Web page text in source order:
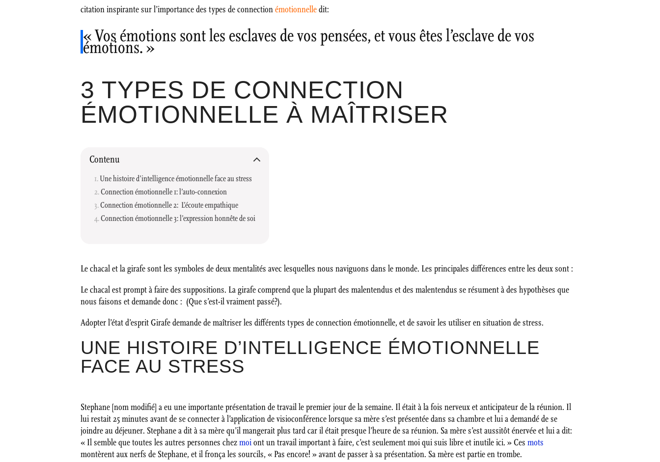
citation inspirante sur l’importance des types de connectionémotionnelledit:
« Vos émotions sont les esclaves de vos pensées, et vous êtes l’esclave de vos
émotions. »
3 TYPES DE CONNECTION
ÉMOTIONNELLE À MAÎTRISER
Contenu
Une histoire d’intelligence émotionnelle face au stress
Connection émotionnelle 1: l’auto-connexion
Connection émotionnelle 2: L’écoute empathique
Connection émotionnelle 3: l’expression honnête de soi
Le chacal et la girafe sont les symboles de deux mentalités avec lesquelles nous naviguons dans le monde. Les principales différences entre les deux sont :
Le chacal est prompt à faire des suppositions. La girafe comprend que la plupart des malentendus et des malentendus se résument à des hypothèses que
nous faisons et demande donc : (Que s’est-il vraiment passé?).
Adopter l’état d’esprit Girafe demande de maîtriser les différents types de connection émotionnelle, et de savoir les utiliser en situation de stress.
UNE HISTOIRE D’INTELLIGENCE ÉMOTIONNELLE
FACE AU STRESS
Stephane [nom modifié] a eu une importante présentation de travail le premier jour de la semaine. Il était à la fois nerveux et anticipateur de la réunion. Il
lui restait 25 minutes avant de se connecter à l’application de visioconférence lorsque sa mère s’est présentée dans sa chambre et lui a demandé de se
joindre au déjeuner. Stephane a dit à sa mère qu’il mangerait plus tard car il était presque l’heure de sa réunion. Sa mère s’est aussitôt énervée et lui a dit:
« Il semble que toutes les autres personnes chezmoiont un travail important à faire, c’est seulement moi qui suis libre et inutile ici. » Cesmots
montèrent aux nerfs de Stephane, et il fronça les sourcils, « Pas encore! » avant de passer à sa présentation. Sa mère est partie en trombe.